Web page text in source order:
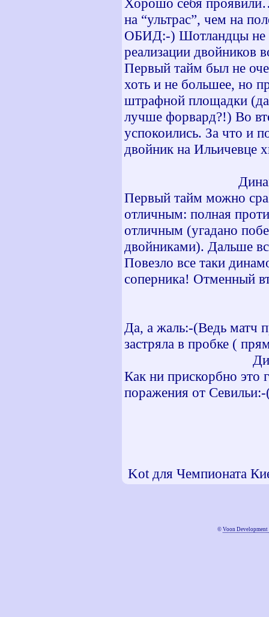
на “ультрас”, чем на
ОБИД:-) Шотландцы не
реализации двойников
Первый тайм был не
хоть и не большее, но
штрафной площадки
лучше форвард?!) Во
успокоились. За что и
двойник на Ильичевце
Первый тайм можно
отличным: полная
отличным (угадано
двойниками). Дальше
Повезло все таки
соперника! Отменный
Да, а жаль:-(Ведь матч
застряла в пробке (
Как ни прискорбно это
поражения от
Kot для Чемпионата
© Voon Development